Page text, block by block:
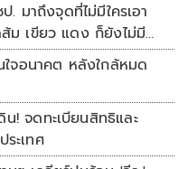
มาถึงจุดที่ไม่มีใครเอา
ม เขียว แดง ก็ยังไม่มีฟ้า
ใจอนาคต หลังใกล้หมด
! จดทะเบียนสิทธิและ
ะเทศ